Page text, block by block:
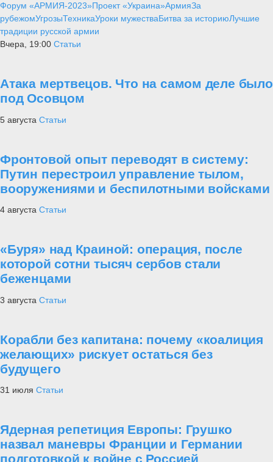
Форум «АРМИЯ-2023»Проект «Украина»АрмияЗа
рубежомУгрозыТехникаУроки мужестваБитва за историюЛучшие
традиции русской армии
Вчера, 19:00 Статьи
Атака мертвецов. Что на самом деле было
под Осовцом
5 августа Статьи
Фронтовой опыт переводят в систему:
Путин перестроил управление тылом,
вооружениями и беспилотными войсками
4 августа Статьи
«Буря» над Краиной: операция, после
которой сотни тысяч сербов стали
беженцами
3 августа Статьи
Корабли без капитана: почему «коалиция
желающих» рискует остаться без
будущего
31 июля Статьи
Ядерная репетиция Европы: Грушко
назвал маневры Франции и Германии
подготовкой к войне с Россией